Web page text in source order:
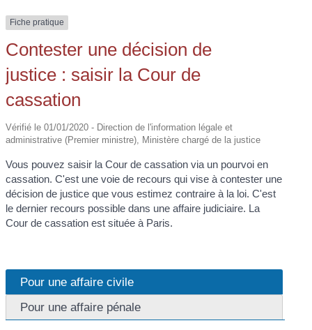
Fiche pratique
Contester une décision de
justice : saisir la Cour de
cassation
Vérifié le 01/01/2020 - Direction de l'information légale et
administrative (Premier ministre), Ministère chargé de la justice
Vous pouvez saisir la Cour de cassation via un pourvoi en
cassation. C'est une voie de recours qui vise à contester une
décision de justice que vous estimez contraire à la loi. C'est
le dernier recours possible dans une affaire judiciaire. La
Cour de cassation est située à Paris.
Pour une affaire civile
Pour une affaire pénale